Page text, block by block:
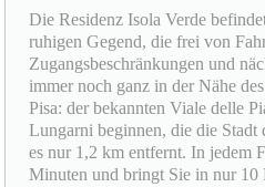
Die Residenz Isola Verde
ruhigen Gegend, die frei von
Zugangsbeschränkungen und
immer noch ganz in der Nähe
Pisa: der bekannten Viale delle
Lungarni beginnen, die die Stadt
es nur 1,2 km entfernt. In jedem
Minuten und bringt Sie in nur